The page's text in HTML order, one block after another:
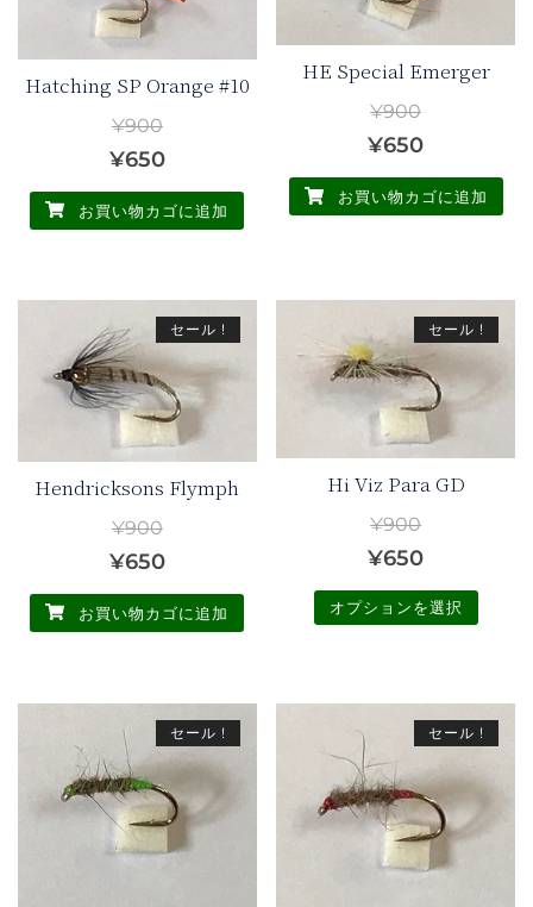
ま
す。
シ
ョ
ン
は
ー
ジ
か
ら
で
き
ま
す
ま
す。
シ
ョ
ン
ペ
ー
ジ
か
選
択
で
き
ま
た。
た。
Hatching SP Orange #10
¥900
元
の
価
は
¥900
で
し
た。
¥650現
在
の
格
は
¥650
で
す。
お買い物カゴに追加
HE Special Emerger
¥900
元
の
価
¥900
で
し
た。
¥650現
在
の
は
¥650
で
す。
お買い物カゴに追加
セール !
Hendricksons Flymph
¥900
元
の
価
は
¥900
で
し
た。
¥650現
在
の
格
は
¥650
で
す。
お買い物カゴに追加
セール !
Hi Viz Para GD
¥900
元
の
価
は
で
し
た。
¥650現
在
の
格
は
¥650
で
す。
オプションを選択
に
は
複
数
セール ! セール !